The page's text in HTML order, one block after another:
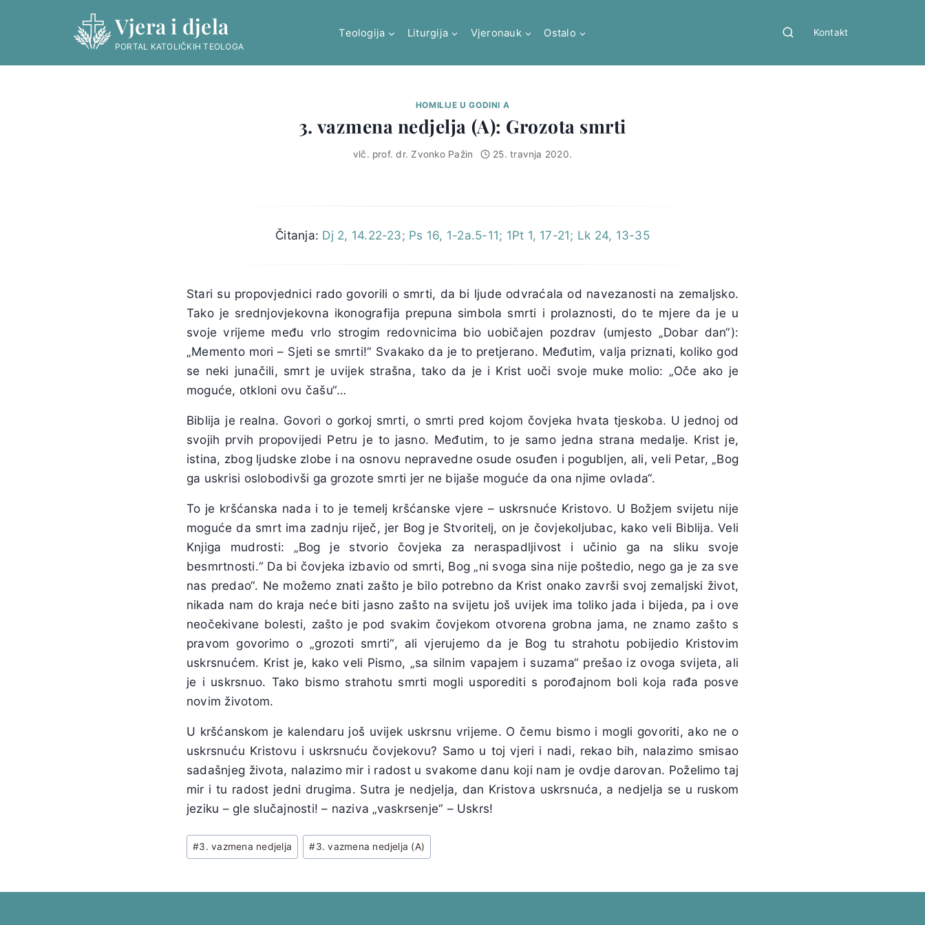
Vjera i djela
PORTAL KATOLIČKIH TEOLOGA
Teologija Liturgija Vjeronauk Ostalo Kontakt
HOMILIJE U GODINI A
3. vazmena nedjelja (A): Grozota smrti
vlč. prof. dr. Zvonko Pažin 25. travnja 2020.
Čitanja: Dj 2, 14.22-23; Ps 16, 1-2a.5-11; 1Pt 1, 17-21; Lk 24, 13-35
Stari su propovjednici rado govorili o smrti, da bi ljude odvraćala od navezanosti na zemaljsko.
Tako je srednjovjekovna ikonografija prepuna simbola smrti i prolaznosti, do te mjere da je u
svoje vrijeme među vrlo strogim redovnicima bio uobičajen pozdrav (umjesto „Dobar dan“):
„Memento mori – Sjeti se smrti!“ Svakako da je to pretjerano. Međutim, valja priznati, koliko god
se neki junačili, smrt je uvijek strašna, tako da je i Krist uoči svoje muke molio: „Oče ako je
moguće, otkloni ovu čašu“…
Biblija je realna. Govori o gorkoj smrti, o smrti pred kojom čovjeka hvata tjeskoba. U jednoj od
svojih prvih propovijedi Petru je to jasno. Međutim, to je samo jedna strana medalje. Krist je,
istina, zbog ljudske zlobe i na osnovu nepravedne osude osuđen i pogubljen, ali, veli Petar, „Bog
ga uskrisi oslobodivši ga grozote smrti jer ne bijaše moguće da ona njime ovlada“.
To je kršćanska nada i to je temelj kršćanske vjere – uskrsnuće Kristovo. U Božjem svijetu nije
moguće da smrt ima zadnju riječ, jer Bog je Stvoritelj, on je čovjekoljubac, kako veli Biblija. Veli
Knjiga mudrosti: „Bog je stvorio čovjeka za neraspadljivost i učinio ga na sliku svoje
besmrtnosti.“ Da bi čovjeka izbavio od smrti, Bog „ni svoga sina nije poštedio, nego ga je za sve
nas predao“. Ne možemo znati zašto je bilo potrebno da Krist onako završi svoj zemaljski život,
nikada nam do kraja neće biti jasno zašto na svijetu još uvijek ima toliko jada i bijeda, pa i ove
neočekivane bolesti, zašto je pod svakim čovjekom otvorena grobna jama, ne znamo zašto s
pravom govorimo o „grozoti smrti“, ali vjerujemo da je Bog tu strahotu pobijedio Kristovim
uskrsnućem. Krist je, kako veli Pismo, „sa silnim vapajem i suzama“ prešao iz ovoga svijeta, ali
je i uskrsnuo. Tako bismo strahotu smrti mogli usporediti s porođajnom boli koja rađa posve
novim životom.
U kršćanskom je kalendaru još uvijek uskrsnu vrijeme. O čemu bismo i mogli govoriti, ako ne o
uskrsnuću Kristovu i uskrsnuću čovjekovu? Samo u toj vjeri i nadi, rekao bih, nalazimo smisao
sadašnjeg života, nalazimo mir i radost u svakome danu koji nam je ovdje darovan. Poželimo taj
mir i tu radost jedni drugima. Sutra je nedjelja, dan Kristova uskrsnuća, a nedjelja se u ruskom
jeziku – gle slučajnosti! – naziva „vaskrsenje“ – Uskrs!
Post
Tags:
#3. vazmena nedjelja #3. vazmena nedjelja (A)